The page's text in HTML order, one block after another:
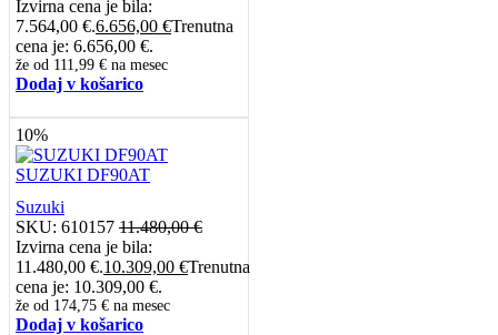
Izvirna cena je bila:
7.564,00 €.6.656,00 €Trenutna
cena je: 6.656,00 €.
že od 111,99 € na mesec
Dodaj v košarico
10%
SUZUKI DF90AT
Suzuki
SKU: 610157 11.480,00€
Izvirna cena je bila:
11.480,00 €.10.309,00 €Trenutna
cena je: 10.309,00 €.
že od 174,75 € na mesec
Dodaj v košarico